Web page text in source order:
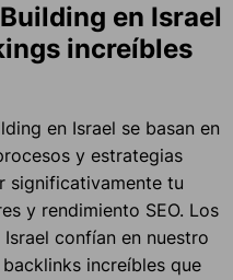
en Israel
increíbles
en Israel se basan en
y estrategias
significativamente tu
y rendimiento SEO. Los
confían en nuestro
increíbles que